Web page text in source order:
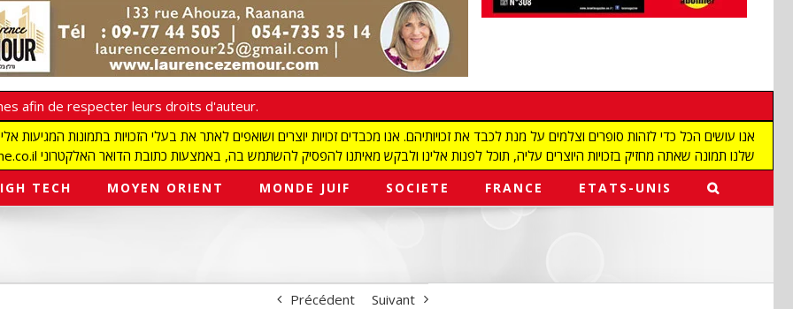
afin de respecter leurs droits d'auteur.
redaction@israelmagazine.co.il שלנו תמונה שאתה מחזיק בזכויות היוצרים עליה, תוכל לפנות אלינו ולבקש מאיתנו להפסיק להשתמש בה, באמצעות כתובת הדואר האלקטרוני
TECH MOYEN ORIENT MONDE JUIF SOCIETE FRANCE ETATS-UNIS
Précédent Suivant